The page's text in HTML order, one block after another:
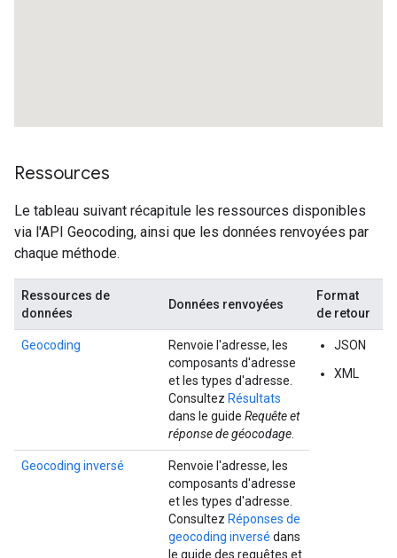
Ressources
Le tableau suivant récapitule les ressources disponibles
via l'API Geocoding, ainsi que les données renvoyées par
chaque méthode.
Ressources de
données
Données renvoyées
Format
de retour
Geocoding
Renvoie l'adresse, les
composants d'adresse
et les types d'adresse.
Consultez Résultats
dans le guide Requête et
réponse de géocodage
JSON
XML
Geocoding inversé
Renvoie l'adresse, les
composants d'adresse
et les types d'adresse.
Consultez Réponses de
geocoding inversé dans
le guide des requêtes et